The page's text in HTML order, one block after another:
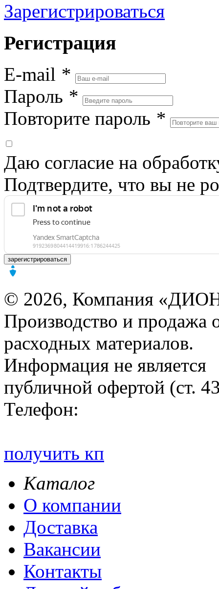
Зарегистрироваться
Регистрация
E-mail *
Пароль *
Повторите пароль *
Даю согласие на
Подтвердите, что вы не
зарегистрироваться
© 2026, Компания
Производство и продажа
расходных материалов.
Информация не является
публичной офертой (ст.
Телефон:
получить кп
Каталог
О компании
Доставка
Вакансии
Контакты